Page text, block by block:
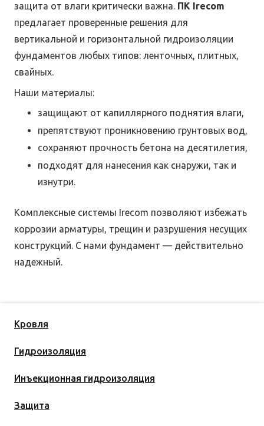
Кровля
Гидроизоляция
Инъекционная гидроизоляция
Защита
защита от влаги критически важна. ПК Irecom
предлагает проверенные решения для
вертикальной и горизонтальной гидроизоляции
фундаментов любых типов: ленточных, плитных,
свайных.
Наши материалы:
защищают от капиллярного поднятия влаги,
препятствуют проникновению грунтовых вод,
сохраняют прочность бетона на десятилетия,
подходят для нанесения как снаружи, так и
изнутри.
Комплексные системы Irecom позволяют избежать
коррозии арматуры, трещин и разрушения несущих
конструкций. С нами фундамент — действительно
надежный.